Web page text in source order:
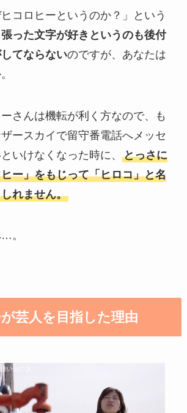
コロヒーというのか？」という
った文字が好きというのも後付
てならないのですが、あなたは
さんは機転が利く方なので、も
ースカイで留守番電話へメッセ
いけなくなった時に、 とっさに
ー」をもじって「ヒロコ」と名
れません。
。
芸人を目指した理由